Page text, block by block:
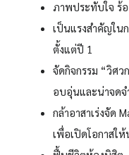
ภาพประทับใจ ร้
เป็นแรงสำคัญใน
ตั้งแต่ปี 1
จัดกิจกรรม “วิศว
อบอุ่นและน่าจดจ
กล้าอาสาเร่งจัด
เพื่อเปิดโอกาสใ